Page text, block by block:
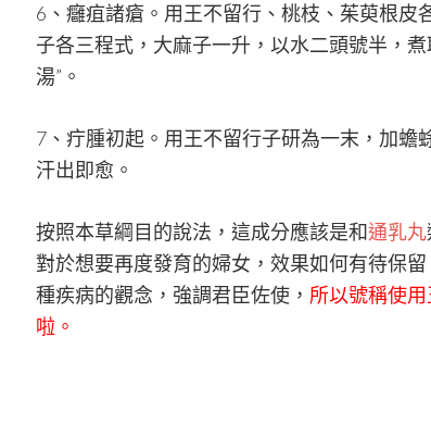
6、癰疽諸瘡。用王不留行、桃枝、茱萸根皮
子各三程式，大麻子一升，以水二頭號半，
湯”。
7、疔腫初起。用王不留行子研為一末，加蟾
汗出即愈。
按照本草綱目的說法，這成分應該是和通乳丸
對於想要再度發育的婦女，效果如何有待保
種疾病的觀念，強調君臣佐使， 所以號稱使
啦。